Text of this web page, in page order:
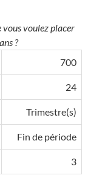
voulez placer
?
700
24
Trimestre(s)
Fin de période
3